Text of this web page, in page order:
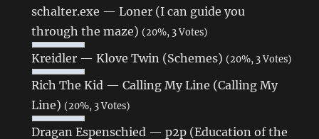
schalter.exe — Loner (I can guide you
through the maze) (20%, 3 Votes)
Kreidler — Klove Twin (Schemes) (20%, 3 Votes)
Rich The Kid — Calling My Line (Calling My
Line) (20%, 3 Votes)
Dragan Espenschied — p2p (Education of the